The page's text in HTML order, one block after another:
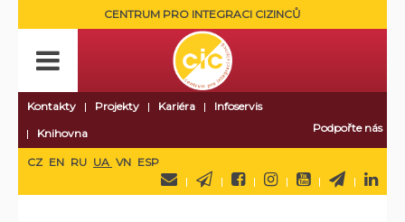
CENTRUM PRO INTEGRACI CIZINCŮ
Kontakty Projekty Kariéra
Infoservis
Knihovna
Podpořte nás
CZ EN RU UA VN ESP